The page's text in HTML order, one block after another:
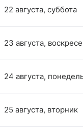
22 августа, суббота
23 августа,
24 августа,
25 августа, вторник